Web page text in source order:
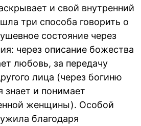
и свой внутренний
три способа говорить о
состояние через
через описание божества
любовь, за передачу
лица (через богиню
знает и понимает
женщины). Особой
благодаря